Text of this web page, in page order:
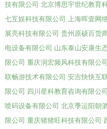
技有限公司 北京博思宇世纪教育
七互娱科技有限公司
上海晖壹网
展亮科技有限公司 贵州原硕百货
电设备有限公司 山东泰山安康生
限公司 重庆润宏频风科技有限公司
联畅游技术有限公司 安吉快快互
限公司 四川星科教育咨询有限公司
喷码设备有限公司 北京季运阳朝
限公司 重庆猪猪旺科技有限公司